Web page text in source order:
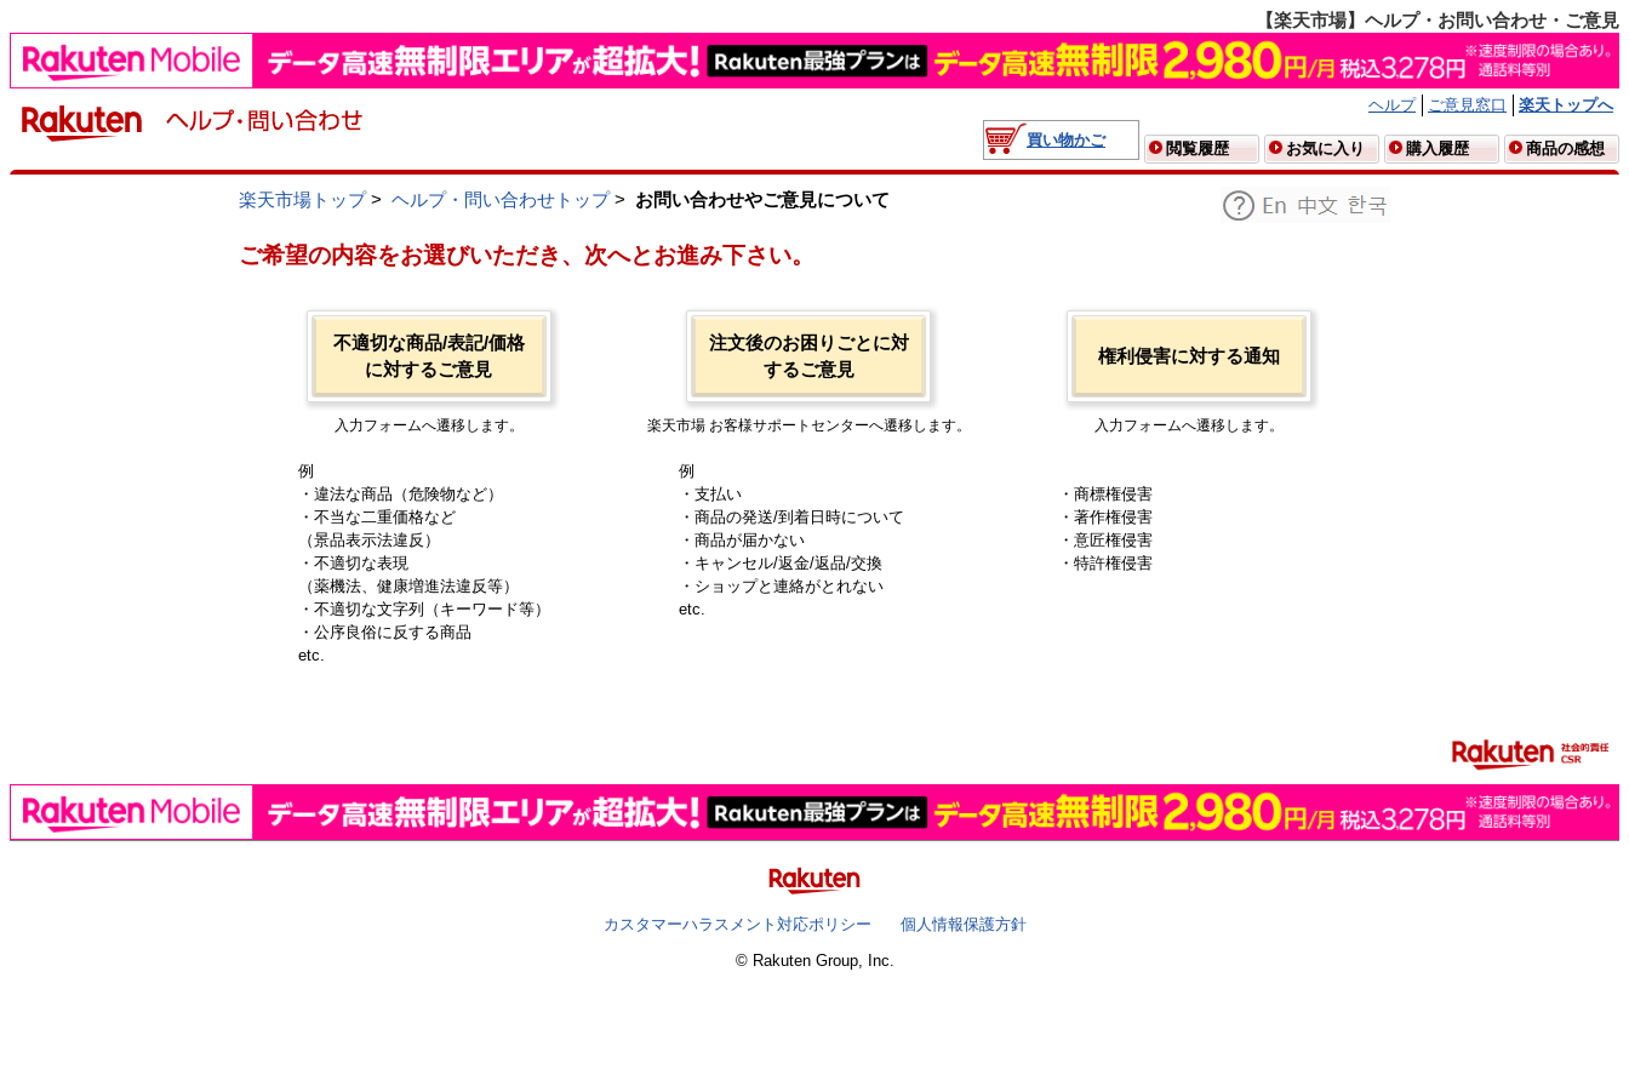
【楽天市場】ヘルプ・お問い合わせ・ご意見
ヘルプ ご意見窓口
楽天トップへ
買い物かご
閲覧履歴 お気に入り 購入履歴 商品の感想
楽天市場トップ> ヘルプ・問い合わせトップ> お問い合わせやご意見について
ご希望の内容をお選びいただき、次へとお進み下さい。
不適切な商品/表記/価格
に対するご意見
入力フォームへ遷移します。
例
・違法な商品（危険物など）
・不当な二重価格など
（景品表示法違反）
・不適切な表現
（薬機法、健康増進法違反等）
・不適切な文字列（キーワード等）
・公序良俗に反する商品
etc.
注文後のお困りごとに対
するご意見
楽天市場 お客様サポートセンターへ遷移します。
例
・支払い
・商品の発送/到着日時について
・商品が届かない
・キャンセル/返金/返品/交換
・ショップと連絡がとれない
etc.
権利侵害に対する通知
入力フォームへ遷移します。
・商標権侵害
・著作権侵害
・意匠権侵害
・特許権侵害
カスタマーハラスメント対応ポリシー
個人情報保護方針
© Rakuten Group, Inc.